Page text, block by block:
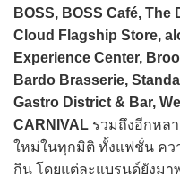
BOSS, BOSS Café,
Cloud Flagship Store,
Experience Center,
Bardo Brasserie,
Gastro District & Bar,
CARNIVAL รวมถึงอีกหล
ใหม่ในทุกมิติ ทั้งแฟชั่น คว
กิน โดยแต่ละแบรนด์ยังม